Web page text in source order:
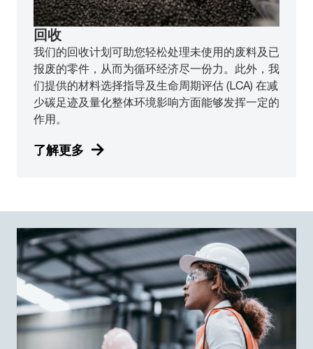
回收
我们的回收计划可助您轻松处理未使用的废料及已
报废的零件，从而为循环经济尽一份力。此外，我
们提供的材料选择指导及生命周期评估 (LCA) 在减
少碳足迹及量化整体环境影响方面能够发挥一定的
作用。
了解更多